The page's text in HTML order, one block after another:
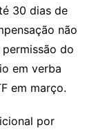
30 dias de
não
do
em verba
em março.
por